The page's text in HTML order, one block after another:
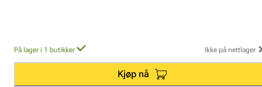
På lager i 1 butikker Ikke på nettlager
Kjøp nå